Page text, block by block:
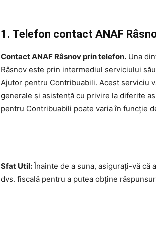
1. Telefon contact ANAF
Contact ANAF Râsnov prin telefon. Una
Râsnov este prin intermediul serviciului
Ajutor pentru Contribuabili. Acest serviciu
generale și asistență cu privire la diferite
pentru Contribuabili poate varia în funcție
Sfat Util: Înainte de a suna, asigurați-vă
dvs. fiscală pentru a putea obține